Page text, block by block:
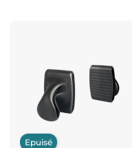
Epuisé